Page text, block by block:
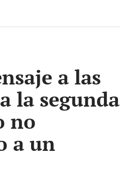
a las
la segunda
no
a un